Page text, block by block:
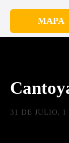
MAPA
31 DE JULIO, 1